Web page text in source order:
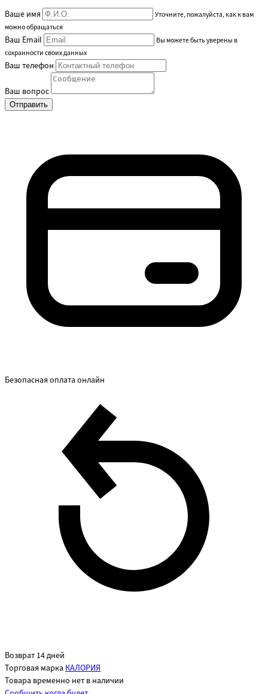
Ваше имя
Уточните, пожалуйста, как к вам
можно обращаться
Ваш Email
Вы можете быть уверены в
сохранности своих данных
Ваш телефон
Ваш вопрос
Безопасная оплата онлайн
Возврат 14 дней
Торговая марка КАЛОРИЯ
Товара временно нет в наличии